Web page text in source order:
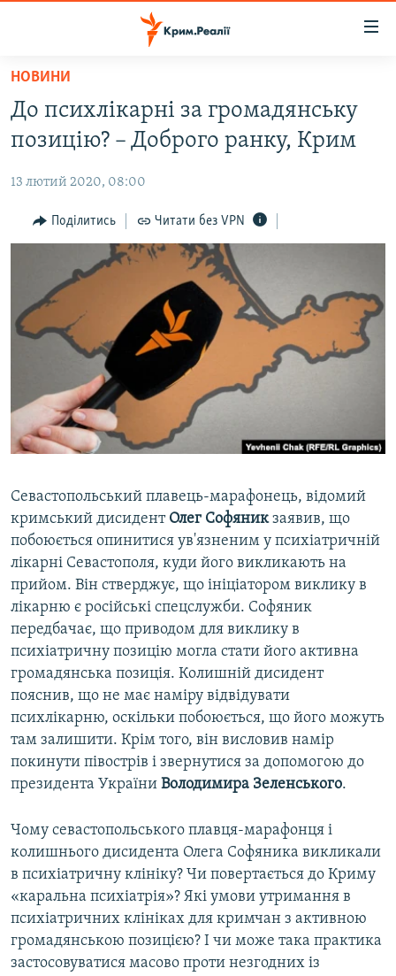
Перейти
основного
матеріалу
до
навігації
Перейти
пошуку
ВОДА.КРИМ
ПОЛІТИКА
БЛОГИ
ІНТЕРВ'Ю
ВСЕ ЗА ДЕНЬ
СПЕЦПРОЕКТИ
ДЕПОРТАЦІЯ
ВІДЕОУРОКИ «ELIFBE»
СВІДЧЕННЯ ОКУПАЦІЇ
ЯК ОБІЙТИ БЛОКУВАННЯ
Русский
Qırımtatar
Усі сайти RFE/RL
НОВИНИ
До психлікарні за громадянську
позицію? – Доброго ранку, Крим
13 лютий 2020, 08:00
Поділитись Читати без VPN
Севастопольський плавець-марафонець, відомий
кримський дисидент Олег Софяникзаявив, що
побоюється опинитися ув'язненим у психіатричній
лікарні Севастополя, куди його викликають на
прийом. Він стверджує, що ініціатором виклику в
лікарню є російські спецслужби. Софяник
передбачає, що приводом для виклику в
психіатричну позицію могла стати його активна
громадянська позиція. Колишній дисидент
пояснив, що не має наміру відвідувати
психлікарню, оскільки побоюється, що його можуть
там залишити. Крім того, він висловив намір
покинути півострів і звернутися за допомогою до
президента України Володимира Зеленського.
Чому севастопольського плавця-марафонця і
колишнього дисидента Олега Софяника викликали
в психіатричну клініку? Чи повертається до Криму
«каральна психіатрія»? Які умови утримання в
психіатричних клініках для кримчан з активною
громадянською позицією? І чи може така практика
застосовуватися масово проти незгодних із